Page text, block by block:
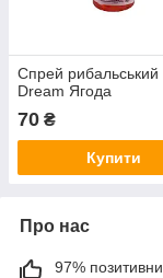
Спрей рибальський
Dream Ягода
70 ₴
Купити
Про нас
97%